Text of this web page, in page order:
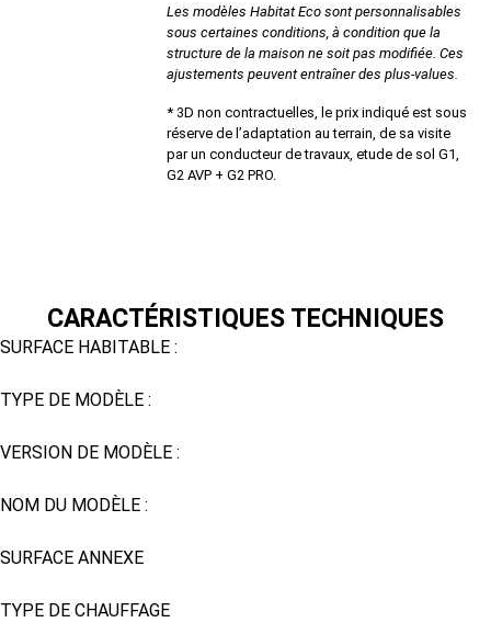
Les modèles Habitat Eco sont personnalisables
sous certaines conditions, à condition que la
structure de la maison ne soit pas modifiée. Ces
ajustements peuvent entraîner des plus-values.
* 3D non contractuelles, le prix indiqué est sous
réserve de l’adaptation au terrain, de sa visite
par un conducteur de travaux, etude de sol G1,
G2 AVP + G2 PRO.
CARACTÉRISTIQUES TECHNIQUES
SURFACE HABITABLE :
TYPE DE MODÈLE :
VERSION DE MODÈLE :
NOM DU MODÈLE :
SURFACE ANNEXE
TYPE DE CHAUFFAGE